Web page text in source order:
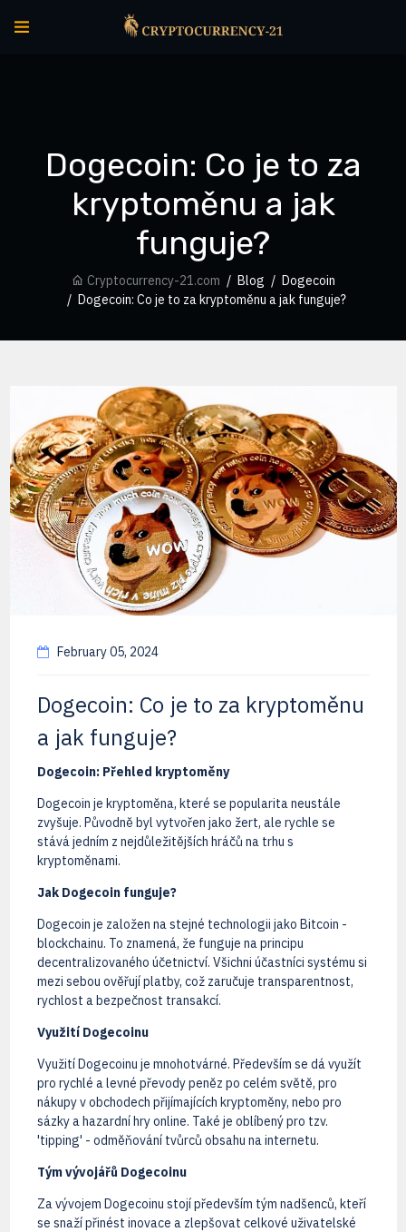
Dogecoin: Co je to za
kryptoměnu a jak
funguje?
Cryptocurrency-21.com Blog
Dogecoin
Dogecoin: Co je to za kryptoměnu a jak funguje?
February 05, 2024
Dogecoin: Co je to za kryptoměnu
a jak funguje?
Dogecoin: Přehled kryptoměny
Dogecoin je kryptoměna, které se popularita neustále
zvyšuje. Původně byl vytvořen jako žert, ale rychle se
stává jedním z nejdůležitějších hráčů na trhu s
kryptoměnami.
Jak Dogecoin funguje?
Dogecoin je založen na stejné technologii jako Bitcoin -
blockchainu. To znamená, že funguje na principu
decentralizovaného účetnictví. Všichni účastníci systému si
mezi sebou ověřují platby, což zaručuje transparentnost,
rychlost a bezpečnost transakcí.
Využití Dogecoinu
Využití Dogecoinu je mnohotvárné. Především se dá využít
pro rychlé a levné převody peněz po celém světě, pro
nákupy v obchodech přijímajících kryptoměny, nebo pro
sázky a hazardní hry online. Také je oblíbený pro tzv.
'tipping' - odměňování tvůrců obsahu na internetu.
Tým vývojářů Dogecoinu
Za vývojem Dogecoinu stojí především tým nadšenců, kteří
se snaží přinést inovace a zlepšovat celkové uživatelské